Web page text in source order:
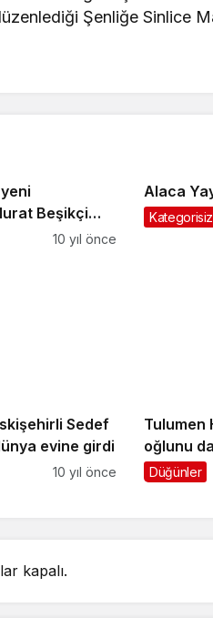
Şenliğe Sinlice
yeni
Beşikçi
10 yıl önce
Alaca
Kategorisiz
Sedef
evine girdi
10 yıl önce
Tulumen
oğlunu
Düğünler
kapalı.